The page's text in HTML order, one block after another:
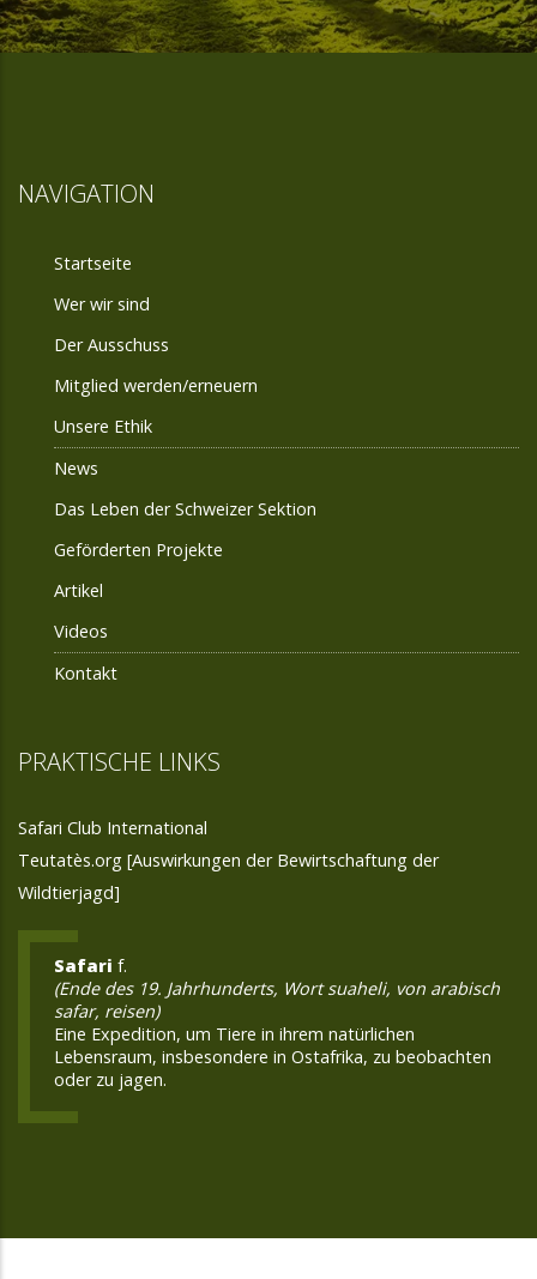
NAVIGATION
Startseite
Wer wir sind
Der Ausschuss
Mitglied werden/erneuern
Unsere Ethik
News
Das Leben der Schweizer Sektion
Geförderten Projekte
Artikel
Videos
Kontakt
PRAKTISCHE LINKS
Safari Club International
Teutatès.org [Auswirkungen der Bewirtschaftung der
Wildtierjagd]
Safari f.
(Ende des 19. Jahrhunderts, Wort suaheli, von arabisch
safar, reisen)
Eine Expedition, um Tiere in ihrem natürlichen
Lebensraum, insbesondere in Ostafrika, zu beobachten
oder zu jagen.